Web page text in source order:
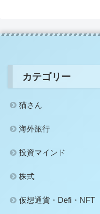
カテゴリー
猫さん
海外旅行
投資マインド
株式
仮想通貨・Defi・NFT